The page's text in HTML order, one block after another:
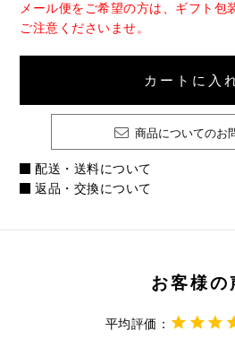
メール便をご希望の方は、ギフト包
ご注意くださいませ。
カートに入
商品についてのお
配送・送料について
返品・交換について